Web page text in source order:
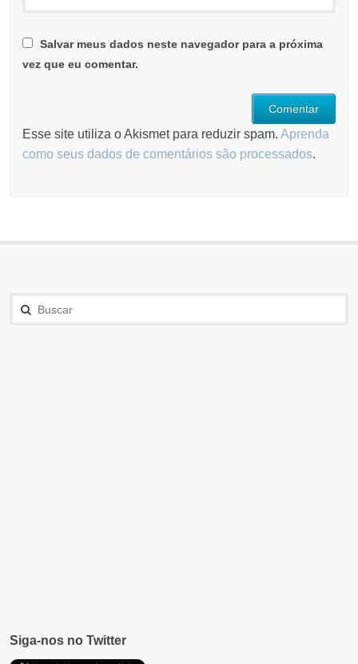
Salvar meus dados neste navegador para a próxima
vez que eu comentar.
Esse site utiliza o Akismet para reduzir spam.Aprenda
como seus dados de comentários são processados.
Siga-nos no Twitter